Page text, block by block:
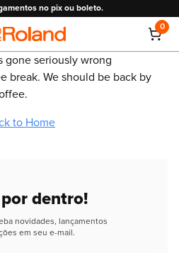
no pix ou boleto.
0
gone seriously wrong
break. We should be back by
to Home
por dentro!
novidades, lançamentos
em seu e-mail.